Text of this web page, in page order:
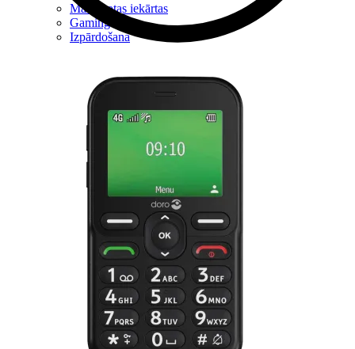
Mazlietotas iekārtas
Gaming
Izpārdošana